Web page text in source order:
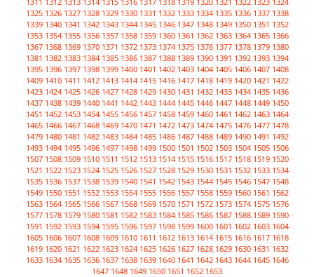
1325 1326 1327 1328 1329 1330 1331 1332 1333 1334 1335 1336 1337 1338
1339 1340 1341 1342 1343 1344 1345 1346 1347 1348 1349 1350 1351 1352
1353 1354 1355 1356 1357 1358 1359 1360 1361 1362 1363 1364 1365 1366
1367 1368 1369 1370 1371 1372 1373 1374 1375 1376 1377 1378 1379 1380
1381 1382 1383 1384 1385 1386 1387 1388 1389 1390 1391 1392 1393 1394
1395 1396 1397 1398 1399 1400 1401 1402 1403 1404 1405 1406 1407 1408
1409 1410 1411 1412 1413 1414 1415 1416 1417 1418 1419 1420 1421 1422
1423 1424 1425 1426 1427 1428 1429 1430 1431 1432 1433 1434 1435 1436
1437 1438 1439 1440 1441 1442 1443 1444 1445 1446 1447 1448 1449 1450
1451 1452 1453 1454 1455 1456 1457 1458 1459 1460 1461 1462 1463 1464
1465 1466 1467 1468 1469 1470 1471 1472 1473 1474 1475 1476 1477 1478
1479 1480 1481 1482 1483 1484 1485 1486 1487 1488 1489 1490 1491 1492
1493 1494 1495 1496 1497 1498 1499 1500 1501 1502 1503 1504 1505 1506
1507 1508 1509 1510 1511 1512 1513 1514 1515 1516 1517 1518 1519 1520
1521 1522 1523 1524 1525 1526 1527 1528 1529 1530 1531 1532 1533 1534
1535 1536 1537 1538 1539 1540 1541 1542 1543 1544 1545 1546 1547 1548
1549 1550 1551 1552 1553 1554 1555 1556 1557 1558 1559 1560 1561 1562
1563 1564 1565 1566 1567 1568 1569 1570 1571 1572 1573 1574 1575 1576
1577 1578 1579 1580 1581 1582 1583 1584 1585 1586 1587 1588 1589 1590
1591 1592 1593 1594 1595 1596 1597 1598 1599 1600 1601 1602 1603 1604
1605 1606 1607 1608 1609 1610 1611 1612 1613 1614 1615 1616 1617 1618
1619 1620 1621 1622 1623 1624 1625 1626 1627 1628 1629 1630 1631 1632
1633 1634 1635 1636 1637 1638 1639 1640 1641 1642 1643 1644 1645 1646
1647 1648 1649 1650 1651 1652 1653